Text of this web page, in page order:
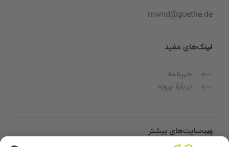
mwnd@goethe.de
لینک‌های مفید
خبرنامه
دربارهٔ پروژه
وب‌سایت‌های بیشتر